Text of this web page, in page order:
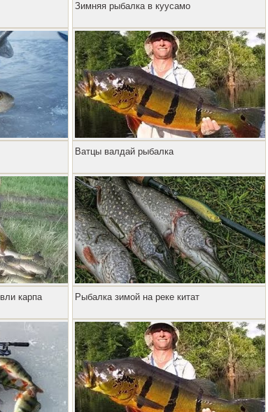
Зимняя рыбалка в куусамо
Ватцы валдай рыбалка
карпа Рыбалка зимой на реке китат